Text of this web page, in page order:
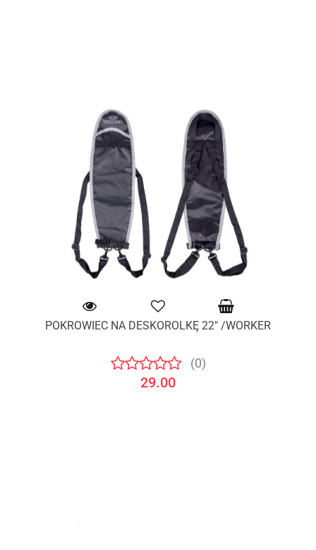
POKROWIEC NA DESKOROLKĘ 22" /WORKER
(0)
29.00